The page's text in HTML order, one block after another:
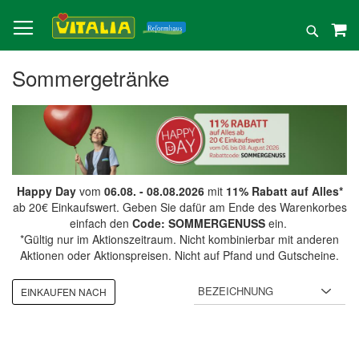
zum
Inhalt
Suche
Sommergetränke
Happy Dayvom 06.08. - 08.08.2026mit 11% Rabatt auf Alles*
ab 20€ Einkaufswert. Geben Sie dafür am Ende des Warenkorbes
einfach den Code: SOMMERGENUSSein.
*Gültig nur im Aktionszeitraum. Nicht kombinierbar mit anderen
Aktionen oder Aktionspreisen. Nicht auf Pfand und Gutscheine.
EINKAUFEN NACH